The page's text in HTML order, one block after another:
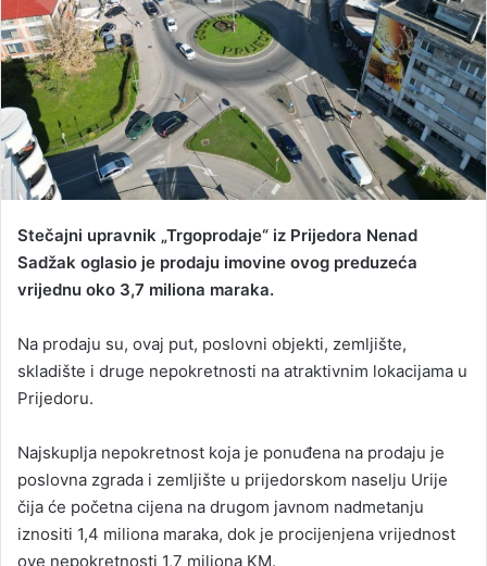
a
Stečajni upravnik „Trgoprodaje“ iz Prijedora Nenad
Sadžak oglasio je prodaju imovine ovog preduzeća
vrijednu oko 3,7 miliona maraka.
Na prodaju su, ovaj put, poslovni objekti, zemljište,
skladište i druge nepokretnosti na atraktivnim lokacijama u
Prijedoru.
Najskuplja nepokretnost koja je ponuđena na prodaju je
poslovna zgrada i zemljište u prijedorskom naselju Urije
čija će početna cijena na drugom javnom nadmetanju
iznositi 1,4 miliona maraka, dok je procijenjena vrijednost
ove nepokretnosti 1,7 miliona KM.